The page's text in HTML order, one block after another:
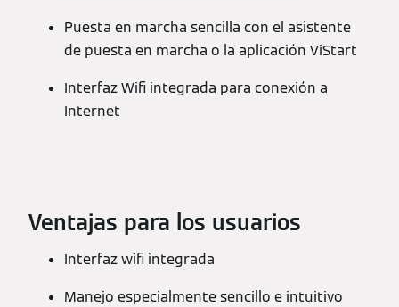
Puesta en marcha sencilla con el asistente
de puesta en marcha o la aplicación ViStart
Interfaz Wifi integrada para conexión a
Internet
Ventajas para los usuarios
Interfaz wifi integrada
Manejo especialmente sencillo e intuitivo